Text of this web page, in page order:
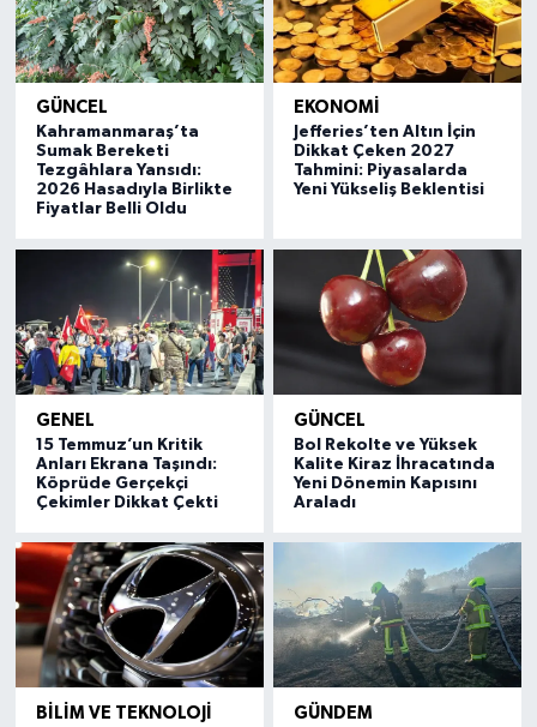
GÜNCEL
Kahramanmaraş’ta
Sumak Bereketi
Tezgâhlara Yansıdı:
2026 Hasadıyla Birlikte
Fiyatlar Belli Oldu
EKONOMİ
Jefferies’ten Altın İçin
Dikkat Çeken 2027
Tahmini: Piyasalarda
Yeni Yükseliş Beklentisi
GENEL
15 Temmuz’un Kritik
Anları Ekrana Taşındı:
Köprüde Gerçekçi
Çekimler Dikkat Çekti
GÜNCEL
Bol Rekolte ve Yüksek
Kalite Kiraz İhracatında
Yeni Dönemin Kapısını
Araladı
BİLİM VE TEKNOLOJİ GÜNDEM